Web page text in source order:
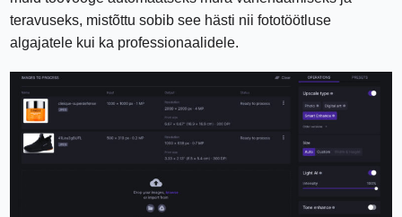
teravuseks, mistõttu sobib see hästi nii fototöötluse
algajatele kui ka professionaalidele.